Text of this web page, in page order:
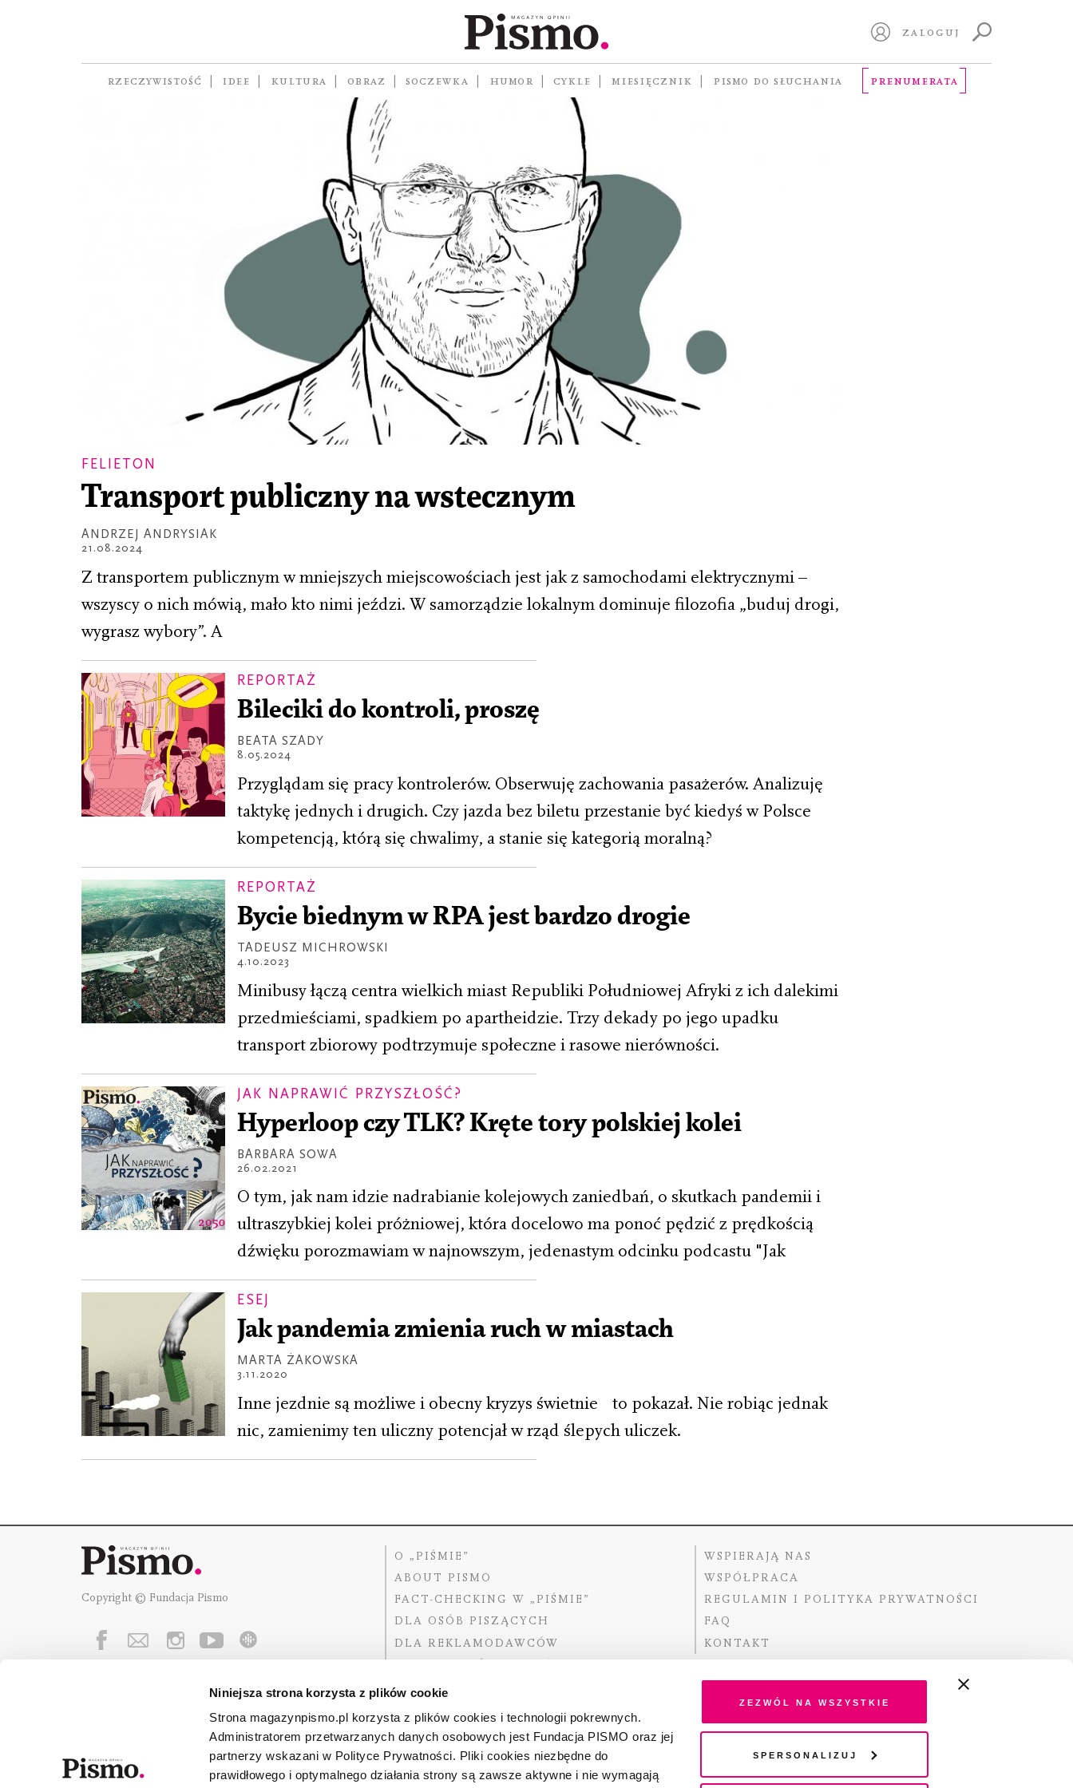
Niniejsza strona korzysta z plików cookie
Strona magazynpismo.pl korzysta z plików cookies i technologii pokrewnych.
Administratorem przetwarzanych danych osobowych jest Fundacja PISMO oraz jej
partnerzy wskazani w Polityce Prywatności. Pliki cookies niezbędne do
prawidłowego i optymalnego działania strony są zawsze aktywne i nie wymagają
Zezwól na wszystkie
Spersonalizuj
ZALOGUJ
RZECZYWISTOŚĆ IDEE KULTURA OBRAZ SOCZEWKA HUMOR CYKLE MIESIĘCZNIK PISMO DO SŁUCHANIA PRENUMERATA
FELIETON
Transport publiczny na wstecznym
ANDRZEJ ANDRYSIAK
21.08.2024
Z transportem publicznym w mniejszych miejscowościach jest jak z samochodami elektrycznymi –
wszyscy o nich mówią, mało kto nimi jeździ. W samorządzie lokalnym dominuje filozofia „buduj drogi,
wygrasz wybory”. A
REPORTAŻ
Bileciki do kontroli, proszę
BEATA SZADY
8.05.2024
Przyglądam się pracy kontrolerów. Obserwuję zachowania pasażerów. Analizuję
taktykę jednych i drugich. Czy jazda bez biletu przestanie być kiedyś w Polsce
kompetencją, którą się chwalimy, a stanie się kategorią moralną?
REPORTAŻ
Bycie biednym w RPA jest bardzo drogie
TADEUSZ MICHROWSKI
4.10.2023
Minibusy łączą centra wielkich miast Republiki Południowej Afryki z ich dalekimi
przedmieściami, spadkiem po apartheidzie. Trzy dekady po jego upadku
transport zbiorowy podtrzymuje społeczne i rasowe nierówności.
JAK NAPRAWIĆ PRZYSZŁOŚĆ?
Hyperloop czy TLK? Kręte tory polskiej kolei
BARBARA SOWA
26.02.2021
O tym, jak nam idzie nadrabianie kolejowych zaniedbań, o skutkach pandemii i
ultraszybkiej kolei próżniowej, która docelowo ma ponoć pędzić z prędkością
dźwięku porozmawiam w najnowszym, jedenastym odcinku podcastu "Jak
ESEJ
Jak pandemia zmienia ruch w miastach
MARTA ŻAKOWSKA
3.11.2020
Inne jezdnie są możliwe i obecny kryzys świetnie to pokazał. Nie robiąc jednak
nic, zamienimy ten uliczny potencjał w rząd ślepych uliczek.
Copyright © Fundacja Pismo
O „PIŚMIE”
ABOUT PISMO
FACT-CHECKING W „PIŚMIE”
DLA OSÓB PISZĄCYCH
DLA REKLAMODAWCÓW
WSPIERAJĄ NAS
WSPÓŁPRACA
REGULAMIN I POLITYKA PRYWATNOŚCI
FAQ
KONTAKT
Fundację Pismowspierają:
Dofinansowano ze środków Ministra Kultury i Dziedzictwa
Narodowego pochodzących z Funduszu Promocji Kultury –